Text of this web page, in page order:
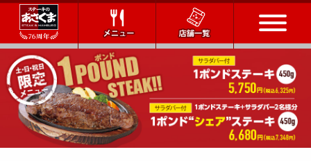
トップページ
店舗一覧
メニュー